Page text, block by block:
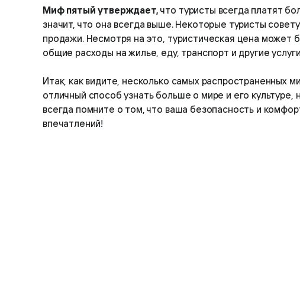
Миф пятый утверждает, что туристы всегда платят
значит, что она всегда выше. Некоторые туристы
продажи. Несмотря на это, туристическая цена может
общие расходы на жилье, еду, транспорт и другие
Итак, как видите, несколько самых распространенных
отличный способ узнать больше о мире и его
всегда помните о том, что ваша безопасность и
впечатлений!